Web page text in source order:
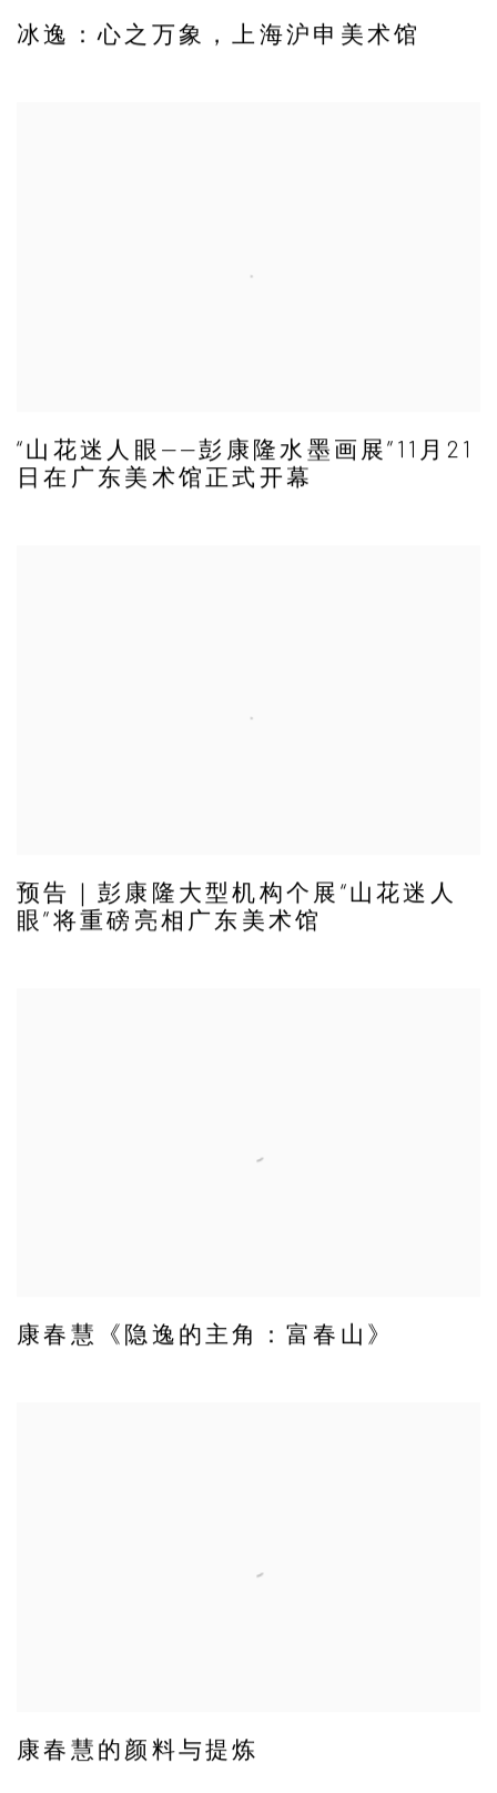
冰逸：心之万象，上海沪申美术馆
“山花迷人眼——彭康隆水墨画展”11月21
日在广东美术馆正式开幕
预告｜彭康隆大型机构个展“山花迷人
眼”将重磅亮相广东美术馆
康春慧《隐逸的主角：富春山》
康春慧的颜料与提炼